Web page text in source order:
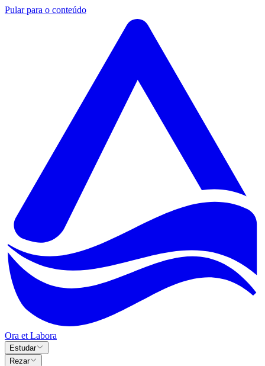
Pular para o conteúdo
Ora et Labora
Estudar
Rezar